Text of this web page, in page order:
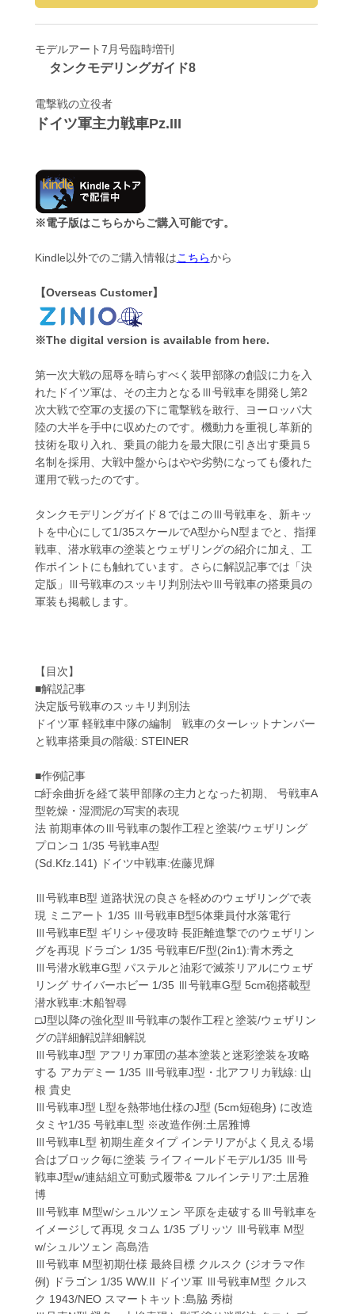
モデルアート7月号臨時増刊
タンクモデリングガイド8
電撃戦の立役者
ドイツ軍主力戦車Pz.III
※電子版はこちらからご購入可能です。
Kindle以外でのご購入情報はこちらから
【Overseas Customer】
※The digital version is available from here.
第一次大戦の屈辱を晴らすべく装甲部隊の創設に力を入
れたドイツ軍は、その主力となるⅢ号戦車を開発し第2
次大戦で空軍の支援の下に電撃戦を敢行、ヨーロッパ大
陸の大半を手中に収めたのです。機動力を重視し革新的
技術を取り入れ、乗員の能力を最大限に引き出す乗員５
名制を採用、大戦中盤からはやや劣勢になっても優れた
運用で戦ったのです。
タンクモデリングガイド８ではこのⅢ号戦車を、新キッ
トを中心にして1/35スケールでA型からN型までと、指揮
戦車、潜水戦車の塗装とウェザリングの紹介に加え、工
作ポイントにも触れています。さらに解説記事では「決
定版」Ⅲ号戦車のスッキリ判別法やⅢ号戦車の搭乗員の
軍装も掲載します。
【目次】
■解説記事
決定版号戦車のスッキリ判別法
ドイツ軍 軽戦車中隊の編制 戦車のターレットナンバー
と戦車搭乗員の階級: STEINER
■作例記事
□紆余曲折を経て装甲部隊の主力となった初期、 号戦車A
型乾燥・湿潤泥の写実的表現
法 前期車体のⅢ号戦車の製作工程と塗装/ウェザリング
プロンコ 1/35 号戦車A型
(Sd.Kfz.141) ドイツ中戦車:佐藤児輝
Ⅲ号戦車B型 道路状況の良さを軽めのウェザリングで表
現 ミニアート 1/35 Ⅲ号戦車B型5体乗員付水落電行
Ⅲ号戦車E型 ギリシャ侵攻時 長距離進撃でのウェザリン
グを再現 ドラゴン 1/35 号戦車E/F型(2in1):青木秀之
Ⅲ号潜水戦車G型 パステルと油彩で滅茶リアルにウェザ
リング サイバーホビー 1/35 Ⅲ号戦車G型 5cm砲搭載型
潜水戦車:木船智尋
□J型以降の強化型Ⅲ号戦車の製作工程と塗装/ウェザリン
グの詳細解説詳細解説
Ⅲ号戦車J型 アフリカ軍団の基本塗装と迷彩塗装を攻略
する アカデミー 1/35 Ⅲ号戦車J型・北アフリカ戦線: 山
根 貴史
Ⅲ号戦車J型 L型を熱帯地仕様のJ型 (5cm短砲身) に改造
タミヤ1/35 号戦車L型 ※改造作例:土居雅博
Ⅲ号戦車L型 初期生産タイプ インテリアがよく見える場
合はブロック毎に塗装 ライフィールドモデル1/35 Ⅲ号
戦車J型w/連結組立可動式履帯& フルインテリア:土居雅
博
Ⅲ号戦車 M型w/シュルツェン 平原を走破するⅢ号戦車を
イメージして再現 タコム 1/35 ブリッツ Ⅲ号戦車 M型
w/シュルツェン 高島浩
Ⅲ号戦車 M型初期仕様 最終目標 クルスク (ジオラマ作
例) ドラゴン 1/35 WW.II ドイツ軍 Ⅲ号戦車M型 クルス
ク 1943/NEO スマートキット:島脇 秀樹